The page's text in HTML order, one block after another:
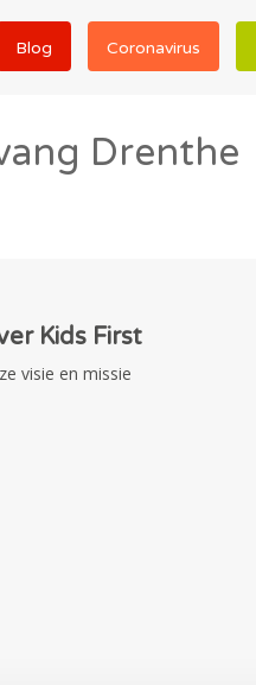
Blog Coronavirus
Drenthe
Kids First
visie en missie